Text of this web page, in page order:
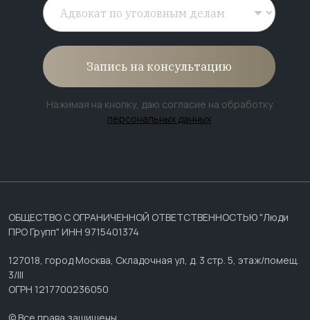
Запись на консультацию
Нажимая на кнопку, даю согласие на обработку
персональных данных
ОБЩЕСТВО С ОГРАНИЧЕННОЙ ОТВЕТСТВЕННОСТЬЮ "Люди
ПРО Групп" ИНН 9715401374
127018, город Москва, Складочная ул, д. 3 стр. 5, этаж/помещ.
3/III
ОГРН 1217700236050